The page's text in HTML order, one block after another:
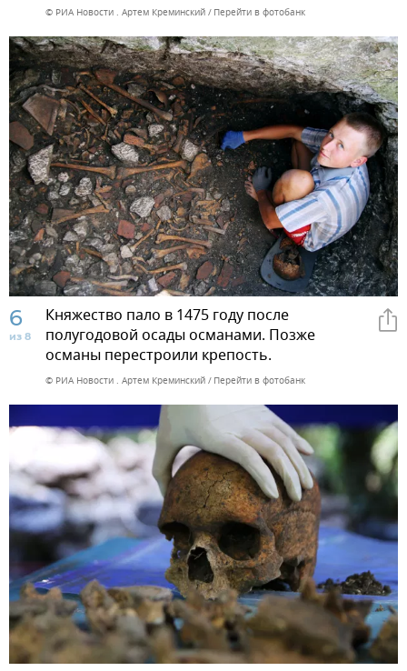
© РИА Новости . Артем Креминский Перейти в фотобанк
6
из 8
Княжество пало в 1475 году после
полугодовой осады османами. Позже
османы перестроили крепость.
© РИА Новости . Артем Креминский Перейти в фотобанк